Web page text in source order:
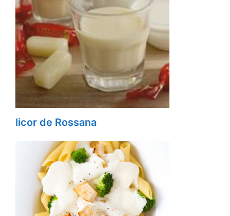
licor de Rossana